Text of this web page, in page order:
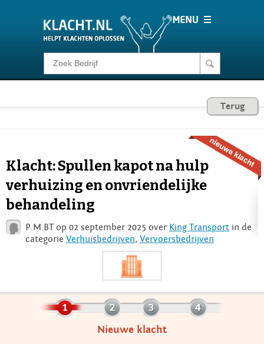
Klacht melden
Consumentenrecht
Voor Bedrijven
Terug
Klacht: Spullen kapot na hulp
verhuizing en onvriendelijke
behandeling
P.M.BT op 02 september 2025 over King Transport in de
categorie Verhuisbedrijven, Vervoersbedrijven
Nieuwe klacht